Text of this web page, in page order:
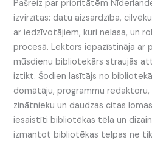
Pašreiz par prioritātēm
izvirzītas: datu aizsardzība,
ar iedzīvotājiem, kuri nelasa, un
procesā. Lektors iepazīstināja ar
mūsdienu bibliotekārs straujās
iztikt. Šodien lasītājs no
domātāju, programmu
zinātnieku un daudzas citas
iesaistīti bibliotēkas tēla un
izmantot bibliotēkas telpas ne